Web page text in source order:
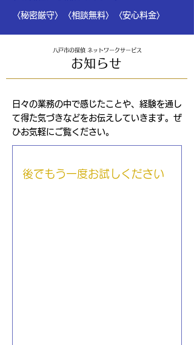
〈秘密厳守〉〈相談無料〉〈安心料金〉
八戸市の探偵 ネットワークサービス
お知らせ
日々の業務の中で感じたことや、経験を通し
て得た気づきなどをお伝えしていきます。ぜ
ひお気軽にご覧ください。
後でもう一度お試しください